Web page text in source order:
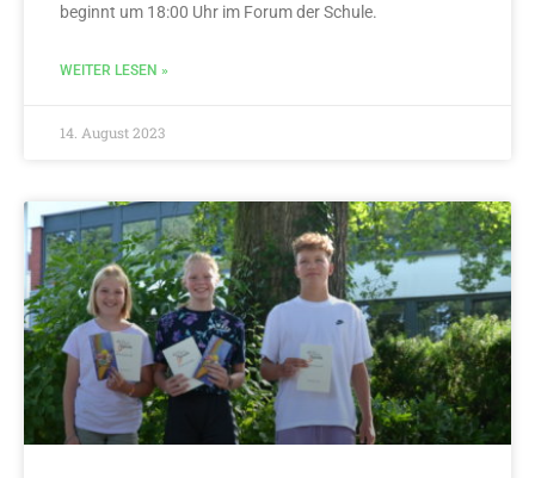
beginnt um 18:00 Uhr im Forum der Schule.
WEITER LESEN »
14. August 2023